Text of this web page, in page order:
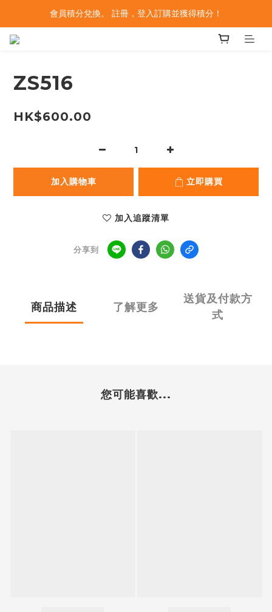
會員積分兌換。 註冊，登入訂購並獲得積分！
ZS516
HK$600.00
加入購物車 立即購買
加入追蹤清單
分享到
商品描述 了解更多
送貨及付款方
式
您可能喜歡...